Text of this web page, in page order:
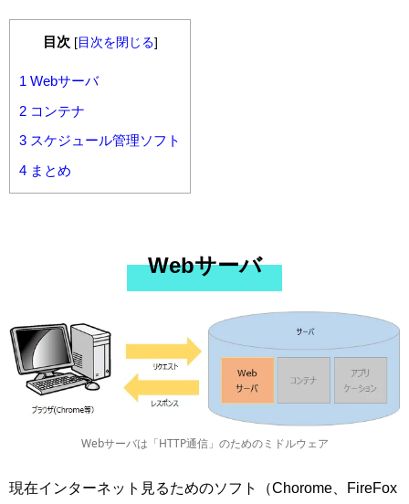
目次 [目次を閉じる]
1 Webサーバ
2 コンテナ
3 スケジュール管理ソフト
4 まとめ
Webサーバ
Webサーバは「HTTP通信」のためのミドルウェア
現在インターネット見るためのソフト（Chorome、FireFox